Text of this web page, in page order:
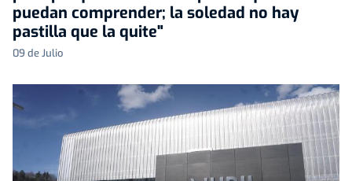
puedan comprender; la soledad no hay
pastilla que la quite"
09 de Julio